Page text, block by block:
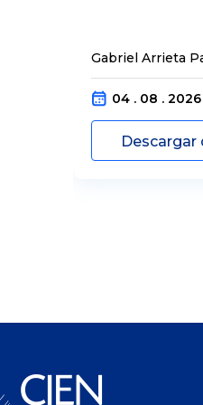
Gabriel Arrieta
04 . 08 . 2026